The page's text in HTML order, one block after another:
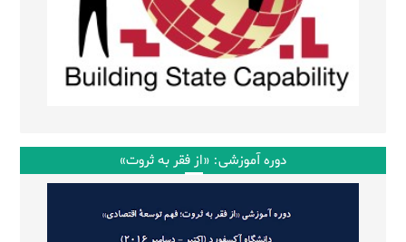
دوره آموزشی: «از فقر به ثروت»